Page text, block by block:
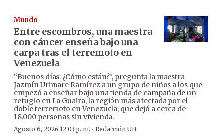
Mundo
Entre escombros, una maestra
con cáncer enseña bajo una
carpa tras el terremoto en
Venezuela
“Buenos días. ¿Cómo están?”, pregunta la maestra
Jazmín Urimare Ramírez a un grupo de niños a los que
empezó a enseñar bajo una tienda de campaña de un
refugio en La Guaira, la región más afectada por el
doble terremoto en Venezuela, que dejó a cerca de
18.000 personas sin vivienda.
Agosto 6, 2026 12:03 p. m. · Redacción ÚH